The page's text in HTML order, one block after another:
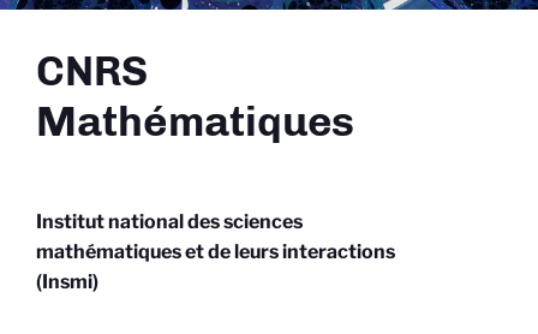
CNRS
Mathématiques
Institut national des sciences
mathématiques et de leurs interactions
(Insmi)